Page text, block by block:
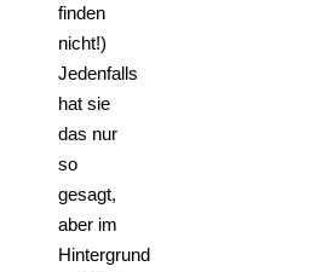
finden
nicht!)
Jedenfalls
hat sie
das nur
so
gesagt,
aber im
Hintergrund